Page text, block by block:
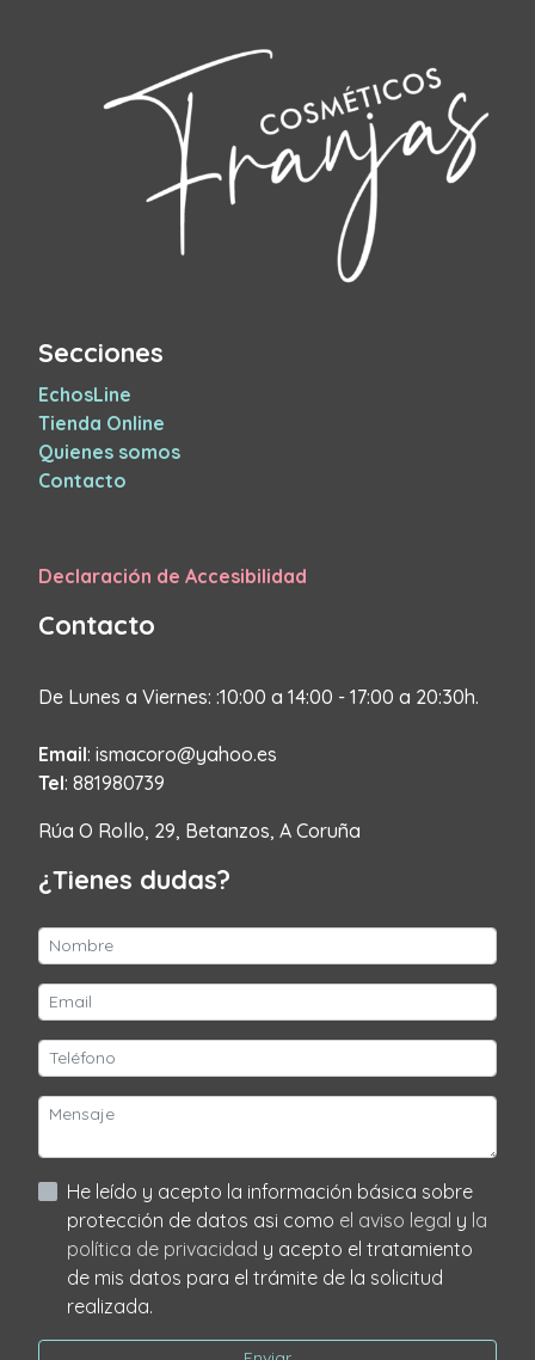
Secciones
EchosLine
Tienda Online
Quienes somos
Contacto
Declaración de Accesibilidad
Contacto
De Lunes a Viernes: :10:00 a 14:00 - 17:00 a 20:30h.
Email: ismacoro@yahoo.es
Tel: 881980739
Rúa O Rollo, 29, Betanzos, A Coruña
¿Tienes dudas?
He leído y acepto la información básica sobre
protección de datos asi como el aviso legal y la
política de privacidad y acepto el tratamiento
de mis datos para el trámite de la solicitud
realizada.